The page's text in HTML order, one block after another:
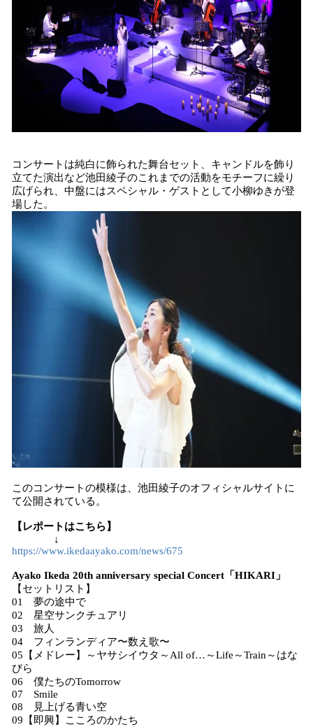
コンサートは純白に飾られた舞台セット、キャンドルを飾り
立てた演出など池田綾子のこれまでの活動をモチーフに繰り
広げられ、中盤にはスペシャル・ゲストとして小柳ゆきが登
場した。
このコンサートの模様は、池田綾子のオフィシャルサイトに
て公開されている。
【レポートはこちら】
↓
https://www.ikedaayako.com/news/675
Ayako Ikeda 20th anniversary special Concert「HIKARI」
【セットリスト】
01 夢の途中で
02 星空サンクチュアリ
03 旅人
04 フィンランディア〜数え歌〜
05【メドレー】～ヤサシイウタ～All of…～Life～Train～はな
びら
06 僕たちのTomorrow
07 Smile
08 見上げる青い空
09【即興】こころのかたち